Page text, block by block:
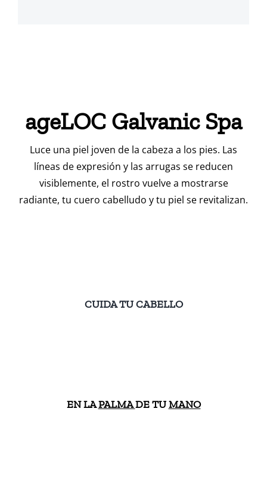
ageLOC Galvanic Spa
Luce una piel joven de la cabeza a los pies. Las
líneas de expresión y las arrugas se reducen
visiblemente, el rostro vuelve a mostrarse
radiante, tu cuero cabelludo y tu piel se revitalizan.
CUIDA TU CABELLO
EN LAPALMADE TUMANO